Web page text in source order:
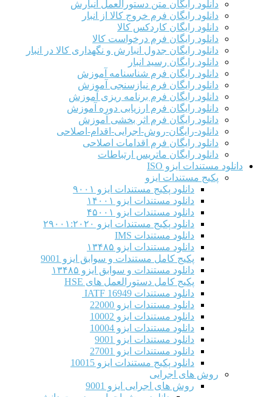
دانلود رایگان متن دستورالعمل انبارش
دانلود رایگان فرم خروج کالا از انبار
دانلود رایگان کاردکس کالا
دانلود رایگان فرم درخواست کالا
دانلود رایگان جدول انبارش و نگهداری کالا در انبار
دانلود رایگان رسید انبار
دانلود رایگان فرم شناسنامه آموزش
دانلود رایگان فرم نیازسنجی آموزش
دانلود رایگان فرم برنامه ریزی آموزش
دانلود رایگان فرم ارزیابی دوره آموزش
دانلود رایگان فرم اثر بخشی آموزش
دانلود-رایگان-روش-اجرایی-اقدام-اصلاحی
دانلود رایگان فرم اقدامات اصلاحی
دانلود رایگان ماتریس ارتباطات
دانلود مستندات ایزو ISO
پکیج مستندات ایزو
دانلود پکیج مستندات ایزو ۹۰۰۱
دانلود مستندات ایزو ۱۴۰۰۱
دانلود مستندات ایزو ۴۵۰۰۱
دانلود پکیج مستندات ایزو ۲۹۰۰۱:۲۰۲۰
دانلود مستندات IMS
دانلود مستندات ایزو ۱۳۴۸۵
پکیج کامل مستندات و سوابق ایزو 9001
دانلود مستندات و سوابق ایزو ۱۳۴۸۵
پکیج کامل دستورالعمل های HSE
دانلود مستندات IATF 16949
دانلود مستندات ایزو 22000
دانلود مستندات ایزو 10002
دانلود مستندات ایزو 10004
دانلود مستندات ایزو 9001
دانلود مستندات ایزو 27001
دانلود پکیج مستندات ایزو 10015
روش های اجرایی
روش های اجرایی ایزو 9001